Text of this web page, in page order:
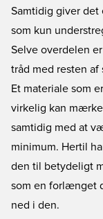
Samtidig giver det
som kun
Selve overdelen
tråd med resten
Et materiale som
virkelig kan
samtidig med at
minimum. Hertil
den til betydeligt
som en forlænget
ned i den.